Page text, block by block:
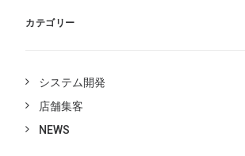
カテゴリー
システム開発
店舗集客
NEWS